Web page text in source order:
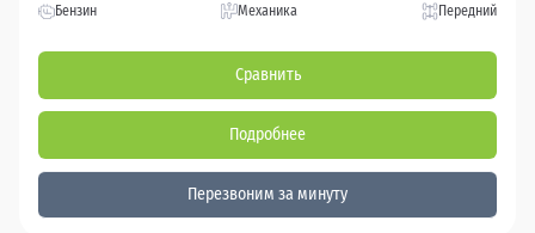
Бензин Механика Передний
Сравнить
Подробнее
Перезвоним за минуту